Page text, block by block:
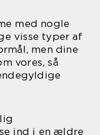
med nogle
visse typer af
men dine
vores, så
ind i en ældre